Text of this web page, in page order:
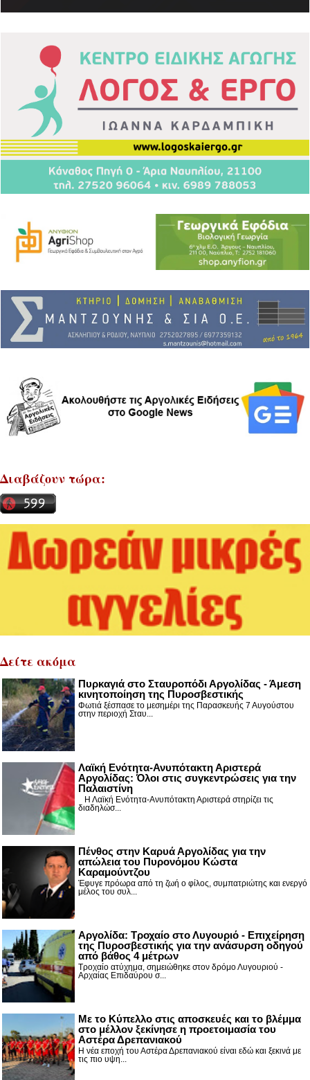
Διαβάζουν τώρα:
Δείτε ακόμα
Πυρκαγιά στο Σταυροπόδι Αργολίδας - Άμεση
κινητοποίηση της Πυροσβεστικής
Φωτιά ξέσπασε το μεσημέρι της Παρασκευής 7 Αυγούστου
στην περιοχή Σταυ...
Λαϊκή Ενότητα-Ανυπότακτη Αριστερά
Αργολίδας: Όλοι στις συγκεντρώσεις για την
Παλαιστίνη
Η Λαϊκή Ενότητα-Ανυπότακτη Αριστερά στηρίζει τις
διαδηλώσ...
Πένθος στην Καρυά Αργολίδας για την
απώλεια του Πυρονόμου Κώστα
Καραμούντζου
Έφυγε πρόωρα από τη ζωή ο φίλος, συμπατριώτης και ενεργό
μέλος του συλ...
Αργολίδα: Τροχαίο στο Λυγουριό - Επιχείρηση
της Πυροσβεστικής για την ανάσυρση οδηγού
από βάθος 4 μέτρων
Τροχαίο ατύχημα, σημειώθηκε στον δρόμο Λυγουριού -
Αρχαίας Επιδαύρου σ...
Με το Κύπελλο στις αποσκευές και το βλέμμα
στο μέλλον ξεκίνησε η προετοιμασία του
Αστέρα Δρεπανιακού
Η νέα εποχή του Αστέρα Δρεπανιακού είναι εδώ και ξεκινά με
τις πιο υψη...